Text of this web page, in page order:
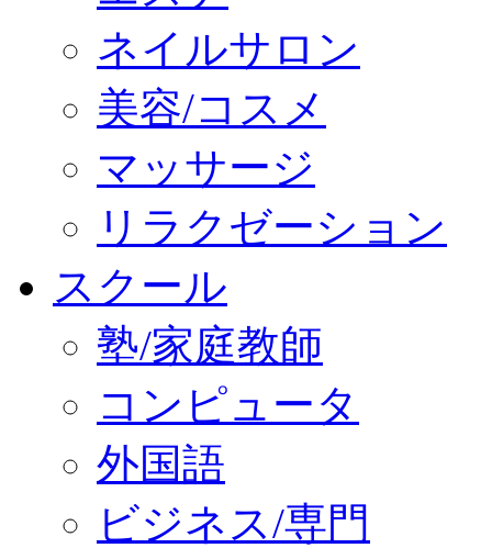
ネイルサロン
美容/コスメ
マッサージ
リラクゼーション
スクール
塾/家庭教師
コンピュータ
外国語
ビジネス/専門